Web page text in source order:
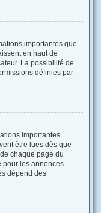
importantes que
en haut de
La possibilité de
définies par
importantes
être lues dès que
chaque page du
pour les annonces
dépend des